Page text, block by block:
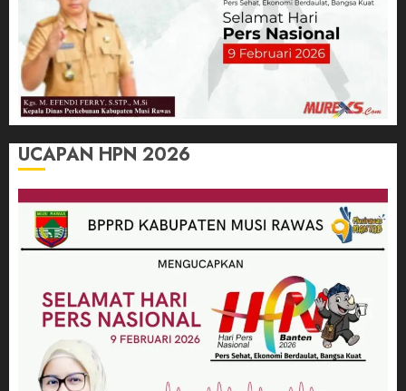
UCAPAN HPN 2026